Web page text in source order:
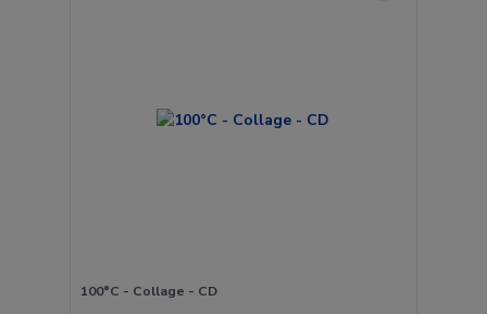
100°C - Collage - CD